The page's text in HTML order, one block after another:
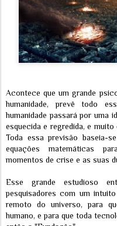
Acontece que um grande
humanidade, prevê todo
humanidade passará por uma
esquecida e regredida, e
Toda essa previsão baseia-
equações matemáticas
momentos de crise e as suas
Esse grande estudioso
pesquisadores com um
remoto do universo, para
humano, e para que toda